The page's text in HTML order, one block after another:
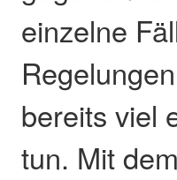
einzelne
bereits viel
tun. Mit